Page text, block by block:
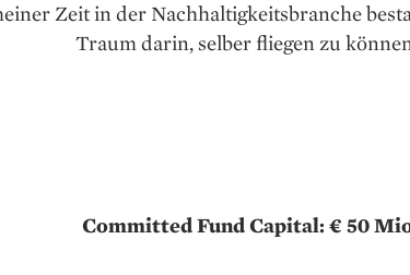
Zeit in der Nachhaltigkeitsbranche
Traum darin, selber fliegen zu
Committed Fund Capital: € 50